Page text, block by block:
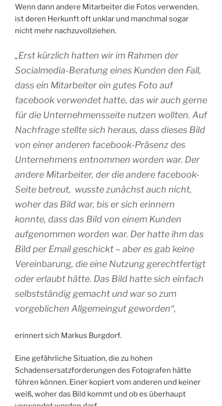
Wenn dann andere Mitarbeiter die Fotos verwenden,
ist deren Herkunft oft unklar und manchmal sogar
nicht mehr nachzuvollziehen.
„Erst kürzlich hatten wir im Rahmen der
Socialmedia-Beratung eines Kunden den Fall,
dass ein Mitarbeiter ein gutes Foto auf
facebook verwendet hatte, das wir auch gerne
für die Unternehmensseite nutzen wollten. Auf
Nachfrage stellte sich heraus, dass dieses Bild
von einer anderen facebook-Präsenz des
Unternehmens entnommen worden war. Der
andere Mitarbeiter, der die andere facebook-
Seite betreut, wusste zunächst auch nicht,
woher das Bild war, bis er sich erinnern
konnte, dass das Bild von einem Kunden
aufgenommen worden war. Der hatte ihm das
Bild per Email geschickt – aber es gab keine
Vereinbarung, die eine Nutzung gerechtfertigt
oder erlaubt hätte. Das Bild hatte sich einfach
selbstständig gemacht und war so zum
vorgeblichen Allgemeingut geworden“,
erinnert sich Markus Burgdorf.
Eine gefährliche Situation, die zu hohen
Schadensersatzforderungen des Fotografen hätte
führen können. Einer kopiert vom anderen und keiner
weiß, woher das Bild kommt und ob es überhaupt